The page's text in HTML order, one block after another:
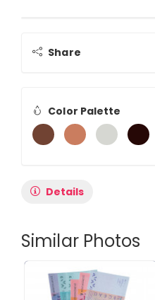
Share
Color Palette
Details
Similar Photos